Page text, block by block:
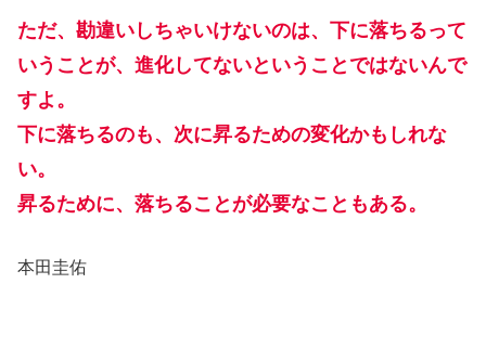
ただ、勘違いしちゃいけないのは、下に落ちるって
いうことが、進化してないということではないんで
すよ。
下に落ちるのも、次に昇るための変化かもしれな
い。
昇るために、落ちることが必要なこともある。
本田圭佑